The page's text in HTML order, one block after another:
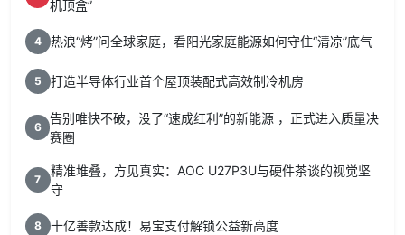
机顶盒”
4 热浪“烤”问全球家庭，看阳光家庭能源如何守住“清凉”底气
5 打造半导体行业首个屋顶装配式高效制冷机房
6
告别唯快不破，没了“速成红利”的新能源 ，正式进入质量决
赛圈
7
精准堆叠，方见真实：AOC U27P3U与硬件茶谈的视觉坚
守
8 十亿善款达成！易宝支付解锁公益新高度